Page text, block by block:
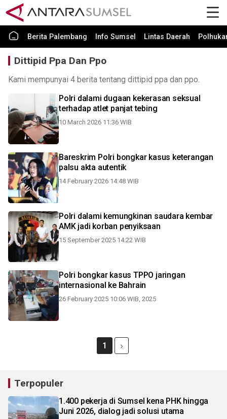
Berita Palembang Info Sumsel Lintas Daerah
Dittipid Ppa Dan Ppo
Kami mempunyai 4 berita tentang dittipid ppa dan ppo.
Polri dalami dugaan kekerasan seksual
terhadap atlet panjat tebing
10 March 2026 11:36 WIB
Bareskrim Polri bongkar kasus keterangan
palsu akta autentik
14 February 2026 14:48 WIB
Polri dalami kemungkinan saudara kembar
AMK jadi korban penyiksaan
15 September 2025 14:22 WIB
Polri bongkar kasus TPPO jaringan
internasional ke Bahrain
26 February 2025 10:06 WIB, 2025
1
Terpopuler
1.400 pekerja di Sumsel kena PHK hingga
Juni 2026, dialog jadi solusi utama